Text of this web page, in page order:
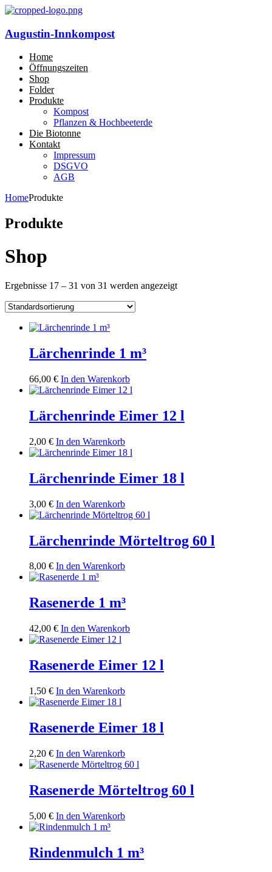
Augustin-Innkompost
Home
Öffnungszeiten
Shop
Folder
Produkte
Kompost
Pflanzen & Hochbeeterde
Die Biotonne
Kontakt
Impressum
DSGVO
AGB
HomeProdukte
Produkte
Shop
Ergebnisse 17 – 31 von 31 werden angezeigt
Lärchenrinde 1 m³
66,00 € In den Warenkorb
Lärchenrinde Eimer 12 l
2,00 € In den Warenkorb
Lärchenrinde Eimer 18 l
3,00 € In den Warenkorb
Lärchenrinde Mörteltrog 60 l
8,00 € In den Warenkorb
Rasenerde 1 m³
42,00 € In den Warenkorb
Rasenerde Eimer 12 l
1,50 € In den Warenkorb
Rasenerde Eimer 18 l
2,20 € In den Warenkorb
Rasenerde Mörteltrog 60 l
5,00 € In den Warenkorb
Rindenmulch 1 m³